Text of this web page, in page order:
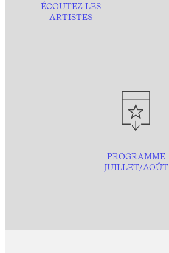
ÉCOUTEZ LES
ARTISTES
PROGRAMME
JUILLET/AOÛT